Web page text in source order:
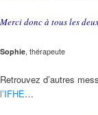
Merci donc à tous les
Sophie, thérapeute
Retrouvez d’autres
l’IFHE…